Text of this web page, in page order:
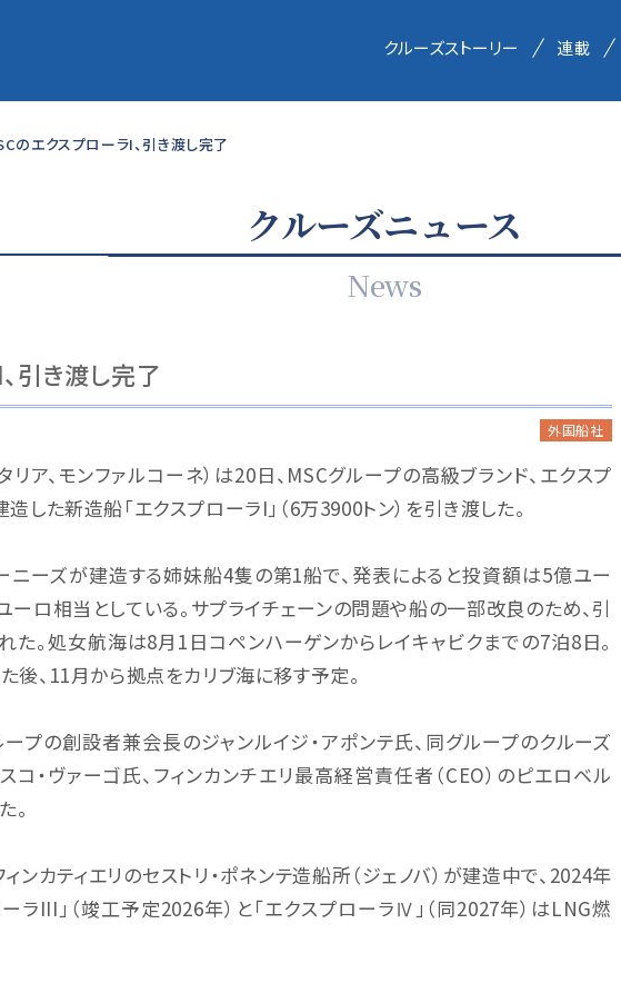
クルーズストーリー 連載
のエクスプローラI、引き渡し完了
クルーズニュース
News
引き渡し完了
外国船社
リア、モンファルコーネ）は20日、MSCグループの高級ブランド、エクスプ
した新造船「エクスプローラI」（6万3900トン）を引き渡した。
ニーズが建造する姉妹船4隻の第1船で、発表によると投資額は5億ユー
ロ相当としている。サプライチェーンの問題や船の一部改良のため、引
。処女航海は8月1日コペンハーゲンからレイキャビクまでの7泊8日。
、11月から拠点をカリブ海に移す予定。
プの創設者兼会長のジャンルイジ・アポンテ氏、同グループのクルーズ
・ヴァーゴ氏、フィンカンチエリ最高経営責任者（CEO）のピエロベル
。
ンカティエリのセストリ・ポネンテ造船所（ジェノバ）が建造中で、2024年
ラIII」（竣工予定2026年）と「エクスプローラⅣ」（同2027年）はLNG燃